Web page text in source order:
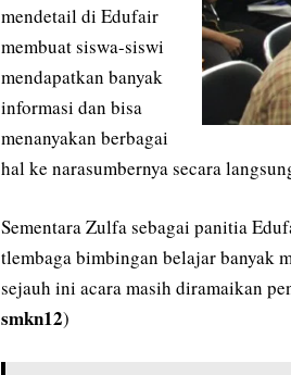
mendetail di Edufair
membuat siswa-siswi
mendapatkan banyak
informasi dan bisa
menanyakan berbagai
hal ke narasumbernya secara
Sementara Zulfa sebagai panitia
tlembaga bimbingan belajar banyak
sejauh ini acara masih diramaikan
smkn12)